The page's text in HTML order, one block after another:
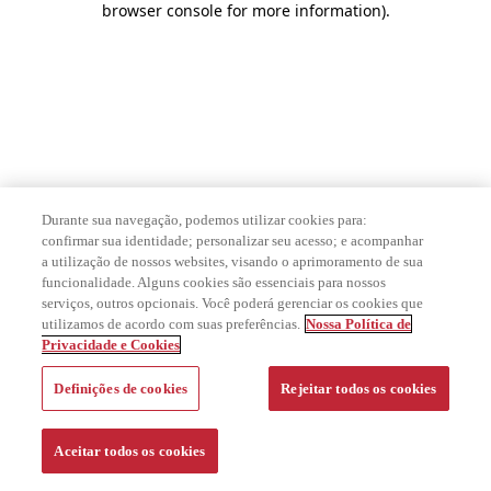
browser console for more information).
Durante sua navegação, podemos utilizar cookies para:
confirmar sua identidade; personalizar seu acesso; e acompanhar
a utilização de nossos websites, visando o aprimoramento de sua
funcionalidade. Alguns cookies são essenciais para nossos
serviços, outros opcionais. Você poderá gerenciar os cookies que
utilizamos de acordo com suas preferências. Nossa Política de
Privacidade e Cookies
Definições de cookies Rejeitar todos os cookies
Aceitar todos os cookies